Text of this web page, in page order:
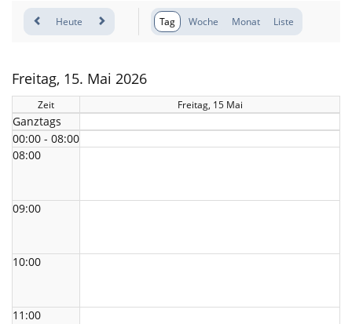
Heute Tag Woche Monat Liste
Freitag, 15. Mai 2026
Zeit Freitag, 15 Mai
Ganztags
00:00 - 08:00
08:00
09:00
10:00
11:00